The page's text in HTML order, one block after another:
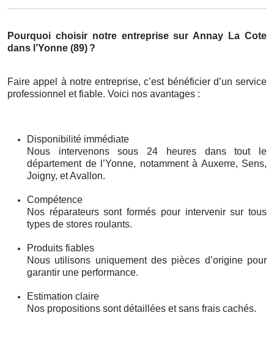
Pourquoi choisir notre entreprise sur Annay La Cote
dans l’Yonne (89) ?
Faire appel à notre entreprise, c’est bénéficier d’un service
professionnel et fiable. Voici nos avantages :
Disponibilité immédiate
Nous intervenons sous 24 heures dans tout le
département de l’Yonne, notamment à Auxerre, Sens,
Joigny, et Avallon.
Compétence
Nos réparateurs sont formés pour intervenir sur tous
types de stores roulants.
Produits fiables
Nous utilisons uniquement des pièces d’origine pour
garantir une performance.
Estimation claire
Nos propositions sont détaillées et sans frais cachés.